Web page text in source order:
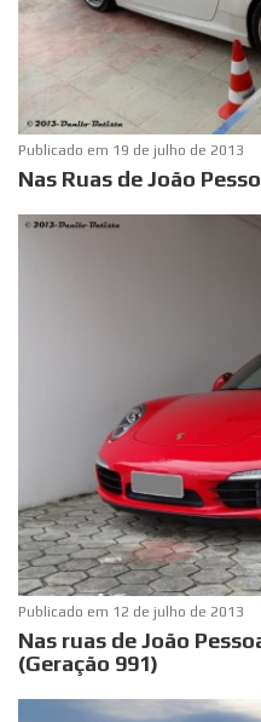
Publicado em 19 de julho de 2013
Nas Ruas de João
Publicado em 12 de julho de 2013
Nas ruas de João
(Geração 991)